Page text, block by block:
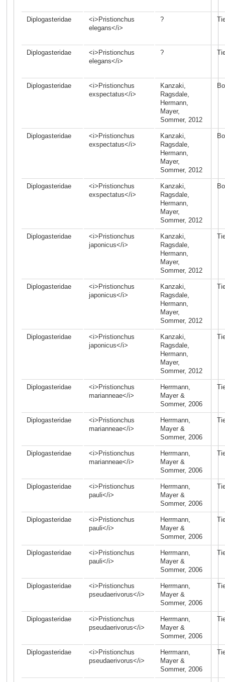
Diplogasteridae
<i>Pristionchus
elegans</i>
?
Diplogasteridae
<i>Pristionchus
elegans</i>
?
Diplogasteridae
<i>Pristionchus
exspectatus</i>
Kanzaki,
Ragsdale,
Hermann,
Mayer,
Sommer, 2012
Diplogasteridae
<i>Pristionchus
exspectatus</i>
Kanzaki,
Ragsdale,
Hermann,
Mayer,
Sommer, 2012
Diplogasteridae
<i>Pristionchus
exspectatus</i>
Kanzaki,
Ragsdale,
Hermann,
Mayer,
Sommer, 2012
Diplogasteridae
<i>Pristionchus
japonicus</i>
Kanzaki,
Ragsdale,
Hermann,
Mayer,
Sommer, 2012
Diplogasteridae
<i>Pristionchus
japonicus</i>
Kanzaki,
Ragsdale,
Hermann,
Mayer,
Sommer, 2012
Diplogasteridae
<i>Pristionchus
japonicus</i>
Kanzaki,
Ragsdale,
Hermann,
Mayer,
Sommer, 2012
Diplogasteridae
<i>Pristionchus
marianneae</i>
Herrmann,
Mayer &
Sommer, 2006
Diplogasteridae
<i>Pristionchus
marianneae</i>
Herrmann,
Mayer &
Sommer, 2006
Diplogasteridae
<i>Pristionchus
marianneae</i>
Herrmann,
Mayer &
Sommer, 2006
Diplogasteridae
<i>Pristionchus
pauli</i>
Herrmann,
Mayer &
Sommer, 2006
Diplogasteridae
<i>Pristionchus
pauli</i>
Herrmann,
Mayer &
Sommer, 2006
Diplogasteridae
<i>Pristionchus
pauli</i>
Herrmann,
Mayer &
Sommer, 2006
Diplogasteridae
<i>Pristionchus
pseudaerivorus</i>
Herrmann,
Mayer &
Sommer, 2006
Diplogasteridae
<i>Pristionchus
pseudaerivorus</i>
Herrmann,
Mayer &
Sommer, 2006
Diplogasteridae
<i>Pristionchus
pseudaerivorus</i>
Herrmann,
Mayer &
Sommer, 2006